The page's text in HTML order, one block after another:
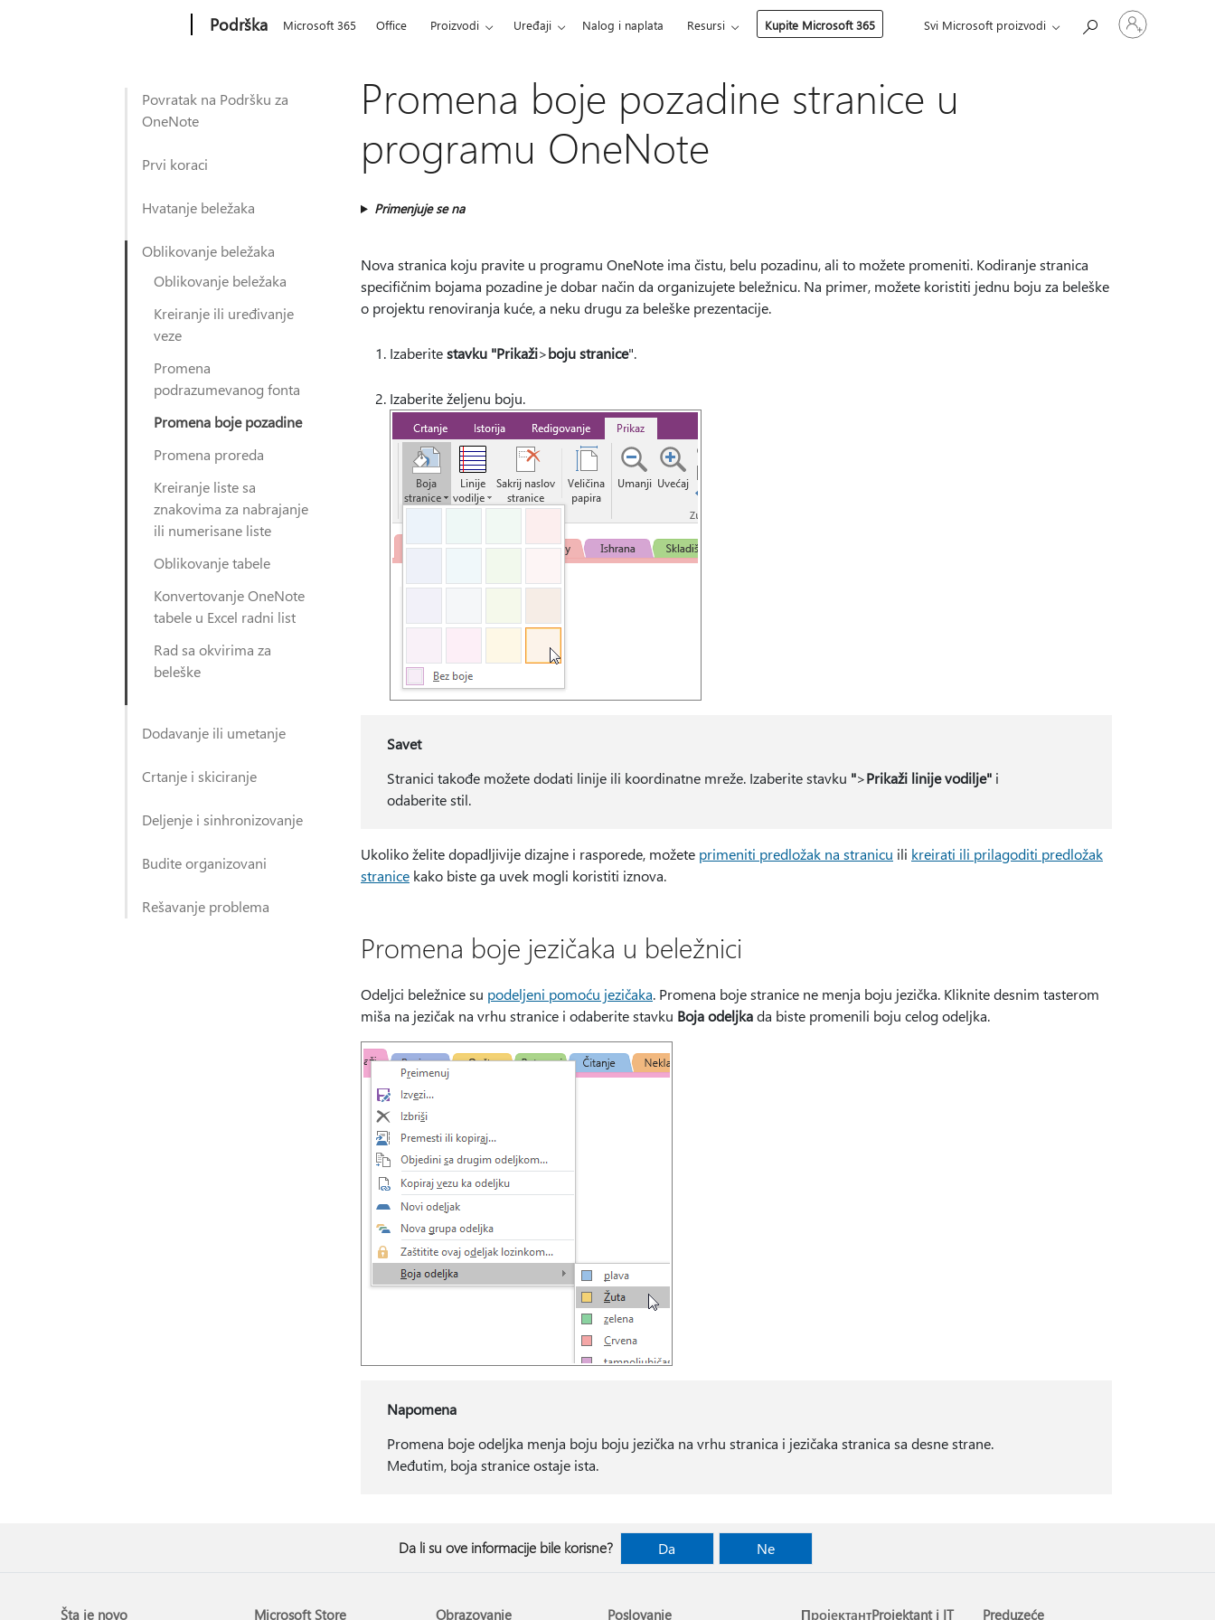
Podrška Microsoft 365 Office Proizvodi Uređaji Nalog i naplata Resursi Kupite Microsoft 365 Svi Microsoft proizvodi
Prijavite
se
Povratak na Podršku za
OneNote
Prvi koraci
Hvatanje beležaka
Oblikovanje beležaka
Oblikovanje beležaka
Kreiranje ili uređivanje
veze
Promena
podrazumevanog fonta
Promena boje pozadine
Promena proreda
Kreiranje liste sa
znakovima za nabrajanje
ili numerisane liste
Oblikovanje tabele
Konvertovanje OneNote
tabele u Excel radni list
Rad sa okvirima za
beleške
Dodavanje ili umetanje
Crtanje i skiciranje
Deljenje i sinhronizovanje
Budite organizovani
Rešavanje problema
Promena boje pozadine stranice u
programu OneNote
Primenjuje se na
Nova stranica koju pravite u programu OneNote ima čistu, belu pozadinu, ali to možete promeniti. Kodiranje stranica
specifičnim bojama pozadine je dobar način da organizujete beležnicu. Na primer, možete koristiti jednu boju za beleške
o projektu renoviranja kuće, a neku drugu za beleške prezentacije.
Izaberitestavku "Prikaži>boju stranice".
Izaberite željenu boju.
Savet
Stranici takođe možete dodati linije ili koordinatne mreže. Izaberite stavku ">Prikaži linije vodilje" i
odaberite stil.
Ukoliko želite dopadljivije dizajne i rasporede, možete primeniti predložak na stranicu ili kreirati ili prilagoditi predložak
stranice kako biste ga uvek mogli koristiti iznova.
Promena boje jezičaka u beležnici
Odeljci beležnice su podeljeni pomoću jezičaka. Promena boje stranice ne menja boju jezička. Kliknite desnim tasterom
miša na jezičak na vrhu stranice i odaberite stavku Boja odeljkada biste promenili boju celog odeljka.
Napomena
Promena boje odeljka menja boju boju jezička na vrhu stranica i jezičaka stranica sa desne strane.
Međutim, boja stranice ostaje ista.
Da li su ove informacije bile korisne? Da Ne
Šta je novo Microsoft Store Obrazovanje Poslovanje ПројектантProjektant i IT Preduzeće